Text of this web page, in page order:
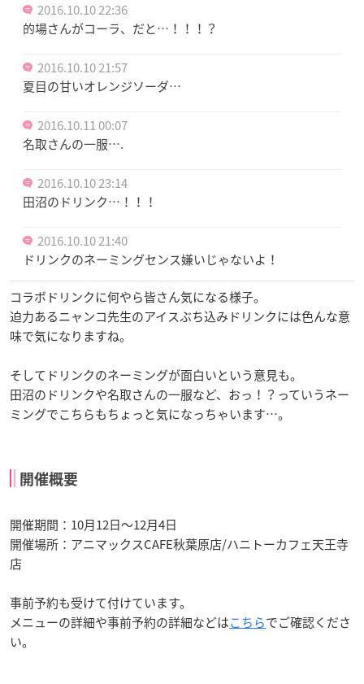
2016.10.10 22:36
的場さんがコーラ、だと…！！！？
2016.10.10 21:57
夏目の甘いオレンジソーダ…
2016.10.11 00:07
名取さんの一服….
2016.10.10 23:14
田沼のドリンク…！！！
2016.10.10 21:40
ドリンクのネーミングセンス嫌いじゃないよ！
コラボドリンクに何やら皆さん気になる様子。
迫力あるニャンコ先生のアイスぶち込みドリンクには色んな意
味で気になりますね。
そしてドリンクのネーミングが面白いという意見も。
田沼のドリンクや名取さんの一服など、おっ！？っていうネー
ミングでこちらもちょっと気になっちゃいます…。
開催概要
開催期間：10月12日〜12月4日
開催場所：アニマックスCAFE秋葉原店/ハニトーカフェ天王寺
店
事前予約も受けて付けています。
メニューの詳細や事前予約の詳細などはこちらでご確認くださ
い。